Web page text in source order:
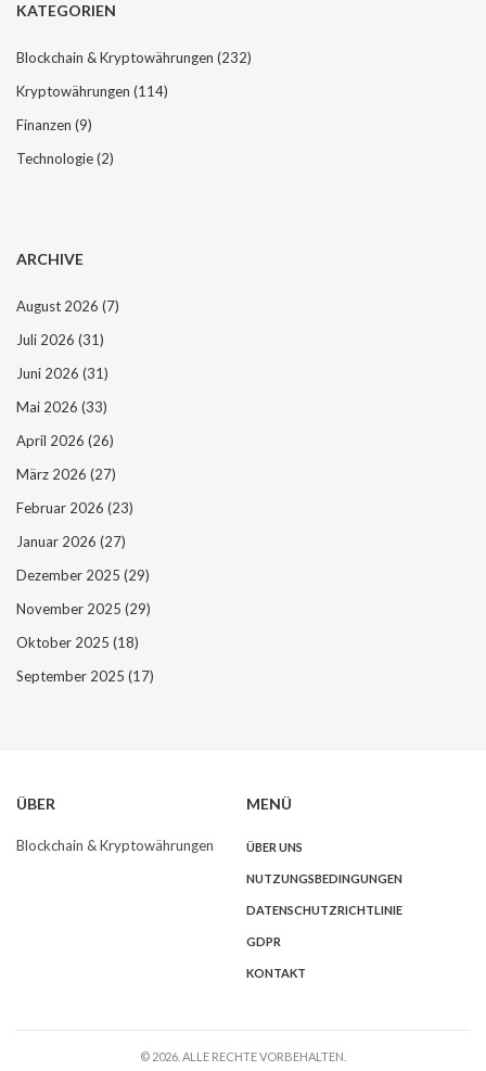
KATEGORIEN
Blockchain & Kryptowährungen (232)
Kryptowährungen (114)
Finanzen (9)
Technologie(2)
ARCHIVE
August 2026 (7)
Juli 2026 (31)
Juni 2026 (31)
Mai 2026 (33)
April 2026 (26)
März 2026 (27)
Februar 2026 (23)
Januar 2026 (27)
Dezember 2025 (29)
November 2025 (29)
Oktober 2025 (18)
September 2025 (17)
ÜBER
Blockchain & Kryptowährungen
MENÜ
ÜBER UNS
NUTZUNGSBEDINGUNGEN
DATENSCHUTZRICHTLINIE
GDPR
KONTAKT
© 2026. ALLE RECHTE VORBEHALTEN.